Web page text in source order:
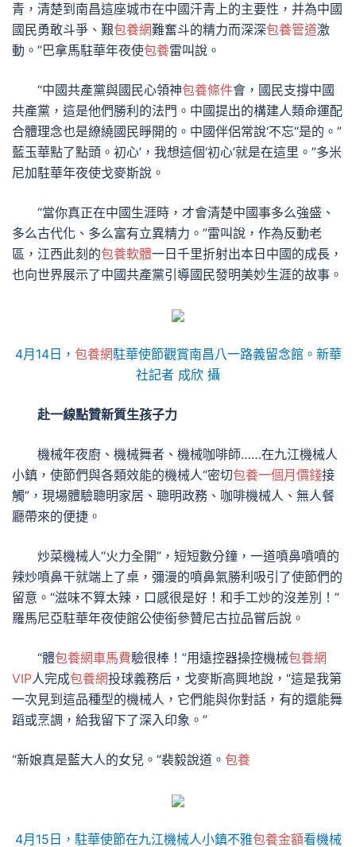
青，清楚到南昌這座城市在中國汗青上的主要性，并為中國
國民勇敢斗爭、艱包養網難奮斗的精力而深深包養管道激
動。”巴拿馬駐華年夜使包養雷叫說。
“中國共產黨與國民心領神包養條件會，國民支撐中國
共產黨，這是他們勝利的法門。中國提出的構建人類命運配
合體理念也是繚繞國民睜開的。中國伴侶常說‘不忘“是的。”
藍玉華點了點頭。初心’，我想這個‘初心’就是在這里。”多米
尼加駐華年夜使戈麥斯說。
“當你真正在中國生涯時，才會清楚中國事多么強盛、
多么古代化、多么富有立異精力。”雷叫說，作為反動老
區，江西此刻的包養軟體一日千里折射出本日中國的成長，
也向世界展示了中國共產黨引導國民發明美妙生涯的故事。
4月14日， 包養網駐華使節觀賞南昌八一路義留念館。新華
社記者 成欣 攝
赴一線點贊新質生孩子力
機械年夜廚、機械舞者、機械咖啡師……在九江機械人
小鎮，使節們與各類效能的機械人“密切包養一個月價錢接
觸”，現場體驗聰明家居、聰明政務、咖啡機械人、無人餐
廳帶來的便捷。
炒菜機械人“火力全開”，短短數分鐘，一道噴鼻噴噴的
辣炒噴鼻干就端上了桌，彌漫的噴鼻氣勝利吸引了使節們的
留意。“滋味不算太辣，口感很是好！和手工炒的沒差別！”
羅馬尼亞駐華年夜使館公使銜參贊尼古拉品嘗后說。
“體包養網車馬費驗很棒！”用遠控器操控機械包養網
VIP人完成包養網投球義務后，戈麥斯高興地說，“這是我第
一次見到這品種型的機械人，它們能與你對話，有的還能舞
蹈或烹調，給我留下了深入印象。”
“新娘真是藍大人的女兒。”裴毅說道。 包養
4月15日，駐華使節在九江機械人小鎮不雅包養金額看機械